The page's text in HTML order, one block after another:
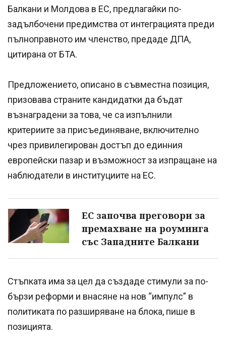
Балкани и Молдова в ЕС, предлагайки по-
задълбочени предимства от интеграцията преди
пълноправното им членство, предаде ДПА,
цитирана от БТА.
Предложението, описано в съвместна позиция,
призовава страните кандидатки да бъдат
възнаградени за това, че са изпълнили
критериите за присъединяване, включително
чрез привилегирован достъп до единния
европейски пазар и възможност за изпращане на
наблюдатели в институциите на ЕС.
ЕС започва преговори за
премахване на роуминга
със Западните Балкани
Стъпката има за цел да създаде стимули за по-
бързи реформи и внасяне на нов “импулс” в
политиката по разширяване на блока, пише в
позицията.